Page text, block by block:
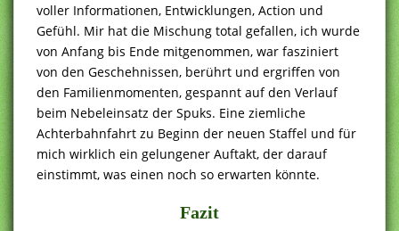
voller Informationen, Entwicklungen, Action und
Gefühl. Mir hat die Mischung total gefallen, ich wurde
von Anfang bis Ende mitgenommen, war fasziniert
von den Geschehnissen, berührt und ergriffen von
den Familienmomenten, gespannt auf den Verlauf
beim Nebeleinsatz der Spuks. Eine ziemliche
Achterbahnfahrt zu Beginn der neuen Staffel und für
mich wirklich ein gelungener Auftakt, der darauf
einstimmt, was einen noch so erwarten könnte.
Fazit